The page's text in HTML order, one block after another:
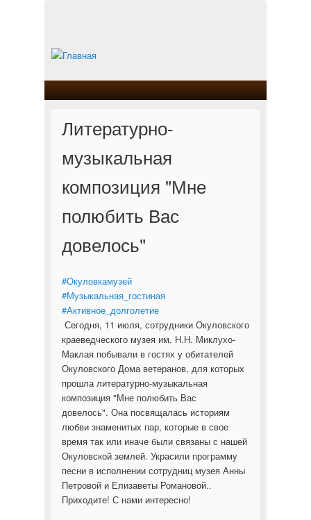
Литературно-
музыкальная
композиция "Мне
полюбить Вас
довелось"
#Окуловкамузей
#Музыкальная_гостиная
#Активное_долголетие
Сегодня, 11 июля, сотрудники Окуловского
краеведческого музея им. Н.Н. Миклухо-
Маклая побывали в гостях у обитателей
Окуловского Дома ветеранов, для которых
прошла литературно-музыкальная
композиция "Мне полюбить Вас
довелось". Она посвящалась историям
любви знаменитых пар, которые в свое
время так или иначе были связаны с нашей
Окуловской землей. Украсили программу
песни в исполнении сотрудниц музея Анны
Петровой и Елизаветы Романовой..
Приходите! С нами интересно!